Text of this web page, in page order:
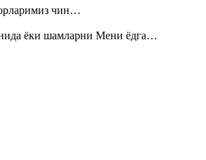
чин…
ёки шамларни Мени ёдга…